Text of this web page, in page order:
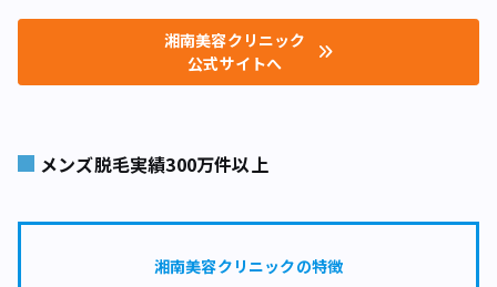
湘南美容クリニック
公式サイトへ
メンズ脱毛実績300万件以上
湘南美容クリニックの特徴